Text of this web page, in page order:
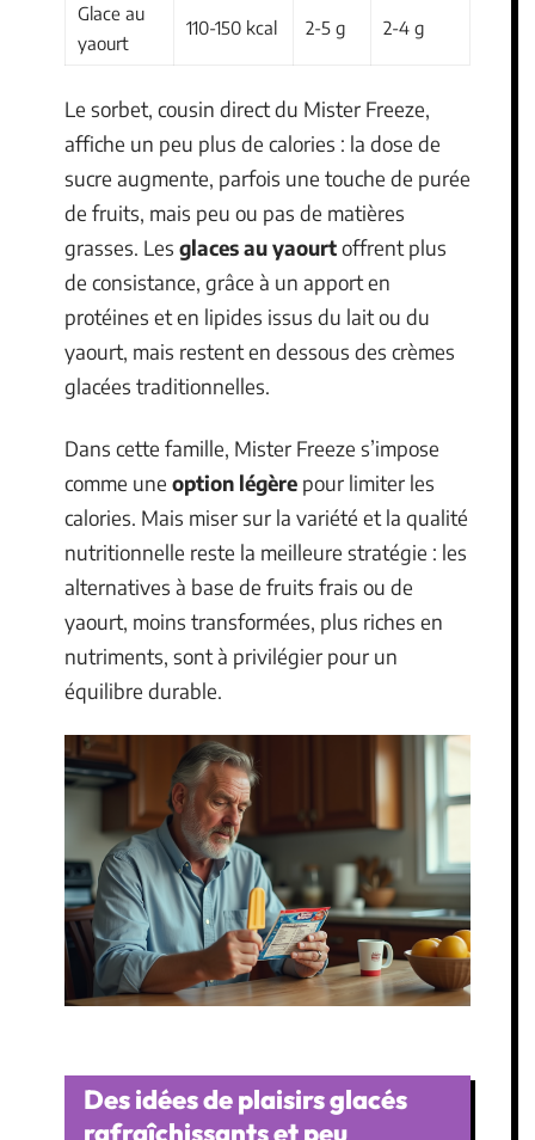
Glace au
yaourt
110-150 kcal 2-5 g 2-4 g
Le sorbet, cousin direct du Mister Freeze,
affiche un peu plus de calories : la dose de
sucre augmente, parfois une touche de purée
de fruits, mais peu ou pas de matières
grasses. Les glaces au yaourtoffrent plus
de consistance, grâce à un apport en
protéines et en lipides issus du lait ou du
yaourt, mais restent en dessous des crèmes
glacées traditionnelles.
Dans cette famille, Mister Freeze s’impose
comme une option légère pour limiter les
calories. Mais miser sur la variété et la qualité
nutritionnelle reste la meilleure stratégie : les
alternatives à base de fruits frais ou de
yaourt, moins transformées, plus riches en
nutriments, sont à privilégier pour un
équilibre durable.
Des idées de plaisirs glacés
rafraîchissants et peu